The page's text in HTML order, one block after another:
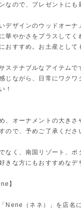
なので、プレゼントにも
デザインのウッドオーナ
華やかさをプラスしてく
おすすめ。お土産として
ステナブルなアイテムで
じながら、日常にワクワ
！
、オーナメントの大きさ
ので、予めご了承くださ
なく、南国リゾート、ボ
きな方にもおすすめなデ
】
Nene（ネネ）」を店名